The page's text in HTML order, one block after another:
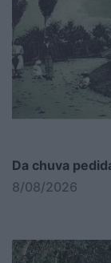
Da chuva
8/08/2026